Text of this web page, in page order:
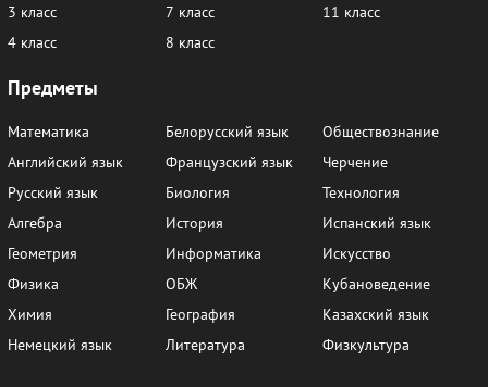
3 класс
4 класс
7 класс
8 класс
11 класс
Предметы
Математика
Английский язык
Русский язык
Алгебра
Геометрия
Физика
Химия
Немецкий язык
Белорусский язык
Французский язык
Биология
История
Информатика
ОБЖ
География
Литература
Обществознание
Черчение
Технология
Испанский язык
Искусство
Кубановедение
Казахский язык
Физкультура